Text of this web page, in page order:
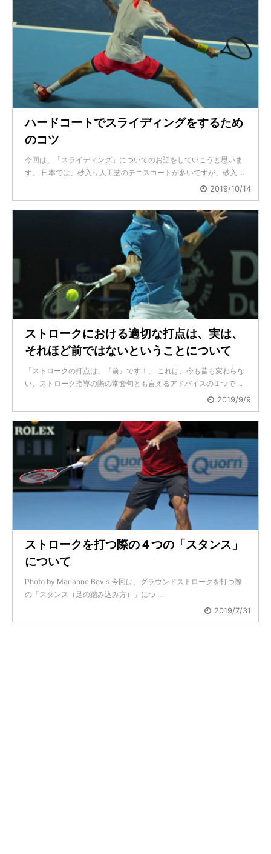
ハードコートでスライディングをするため
のコツ
今回は、「スライディング」についてのお話をしていこうと思いま
す。 日本では、砂入り人工芝のテニスコートが多いですが、砂入 ...
2019/10/14
ストロークにおける適切な打点は、実は、
それほど前ではないということについて
「ストロークの打点は、『前』です！」 これは、今も昔も変わらな
い、ストローク指導の際の常套句とも言えるアドバイスの１つで ...
2019/9/9
ストロークを打つ際の４つの「スタンス」
について
Photo by Marianne Bevis 今回は、グラウンドストロークを打つ際
の「スタンス（足の踏み込み方）」につ ...
2019/7/31